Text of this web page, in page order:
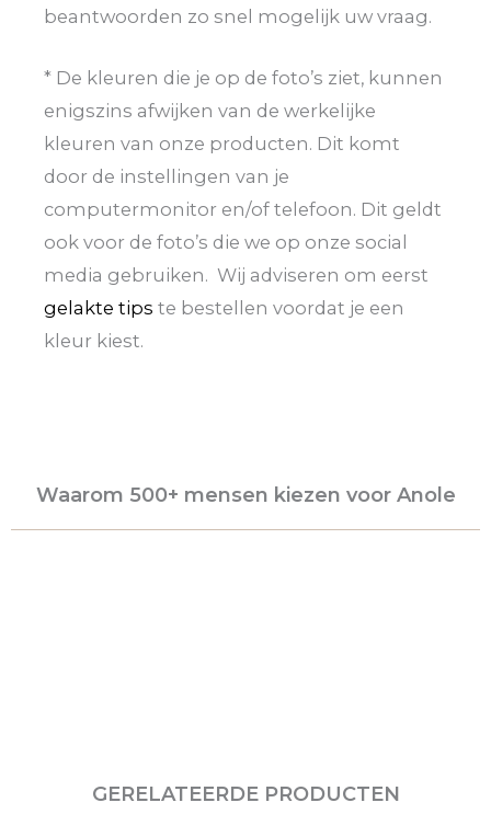
beantwoorden zo snel mogelijk uw vraag.
* De kleuren die je op de foto’s ziet, kunnen
enigszins afwijken van de werkelijke
kleuren van onze producten. Dit komt
door de instellingen van je
computermonitor en/of telefoon. Dit geldt
ook voor de foto’s die we op onze social
media gebruiken. Wij adviseren om eerst
gelakte tips te bestellen voordat je een
kleur kiest.
Waarom 500+ mensen kiezen voor Anole
GERELATEERDE PRODUCTEN